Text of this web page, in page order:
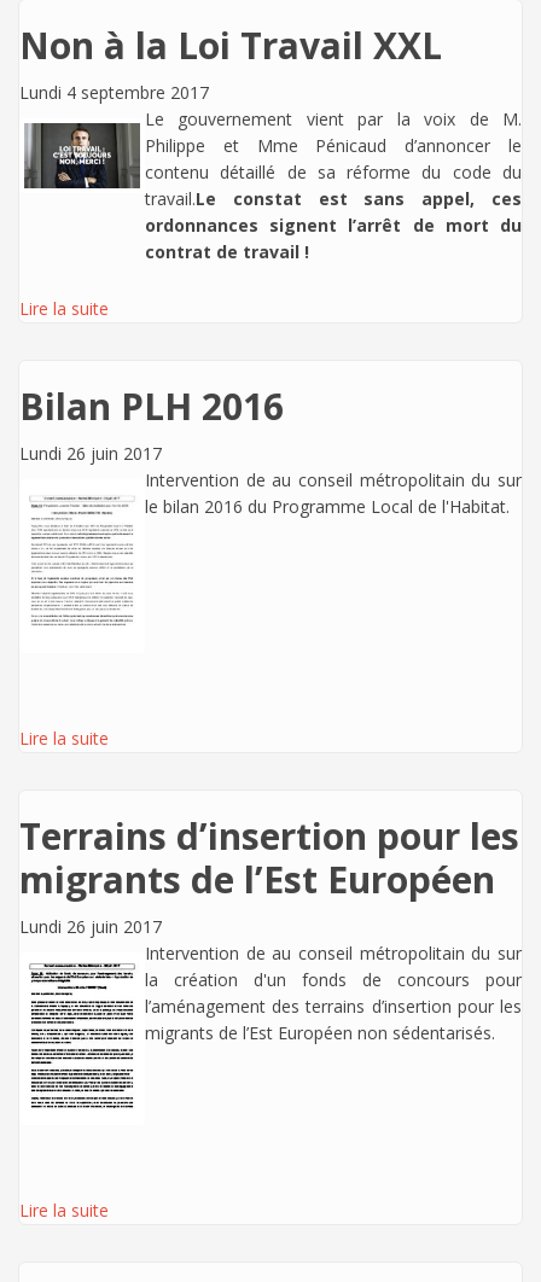
Non à la Loi Travail XXL
Lundi 4 septembre 2017
Le gouvernement vient par la voix de M.
Philippe et Mme Pénicaud d’annoncer le
contenu détaillé de sa réforme du code du
travail.Le constat est sans appel, ces
ordonnances signent l’arrêt de mort du
contrat de travail !
Lire la suite
Bilan PLH 2016
Lundi 26 juin 2017
Intervention deau conseil métropolitain du sur
le bilan 2016 du Programme Local de l'Habitat.
Lire la suite
Terrains d’insertion pour les
migrants de l’Est Européen
Lundi 26 juin 2017
Intervention deau conseil métropolitain du sur
la création d'un fonds de concours pour
l’aménagement des terrains d’insertion pour les
migrants de l’Est Européen non sédentarisés.
Lire la suite